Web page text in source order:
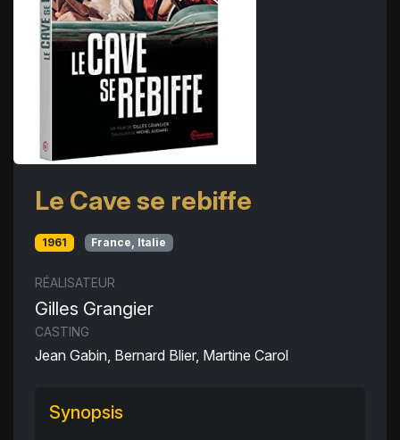
Le Cave se rebiffe
1961 France, Italie
RÉALISATEUR
Gilles Grangier
CASTING
Jean Gabin, Bernard Blier, Martine Carol
Synopsis